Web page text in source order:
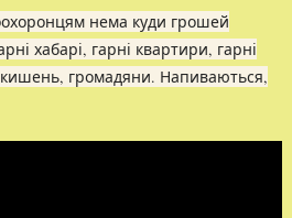
нема куди грошей
хабарі, гарні квартири, гарні
кишень, громадяни. Напиваються,